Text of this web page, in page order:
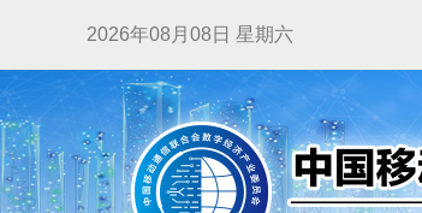
2026年08月08日 星期六